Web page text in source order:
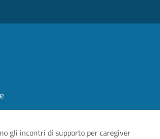
gli incontri di supporto per caregiver